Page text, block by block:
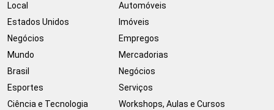
Local
Estados Unidos
Negócios
Mundo
Brasil
Esportes
Ciência e Tecnologia
Automóveis
Imóveis
Empregos
Mercadorias
Negócios
Serviços
Workshops, Aulas e Cursos